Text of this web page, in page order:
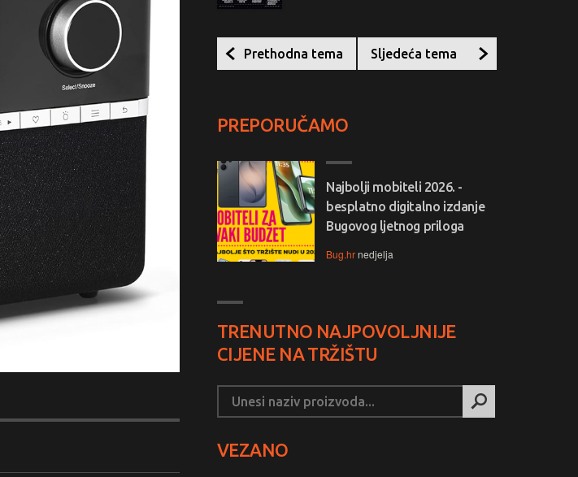
Prethodna tema Sljedeća tema
PREPORUČAMO
Najbolji mobiteli 2026. -
besplatno digitalno izdanje
Bugovog ljetnog priloga
Bug.hrnedjelja
TRENUTNO NAJPOVOLJNIJE
CIJENE NA TRŽIŠTU
VEZANO